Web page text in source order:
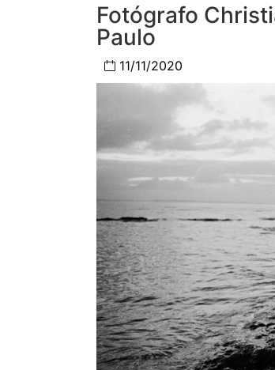
Fotógrafo
Paulo
11/11/2020